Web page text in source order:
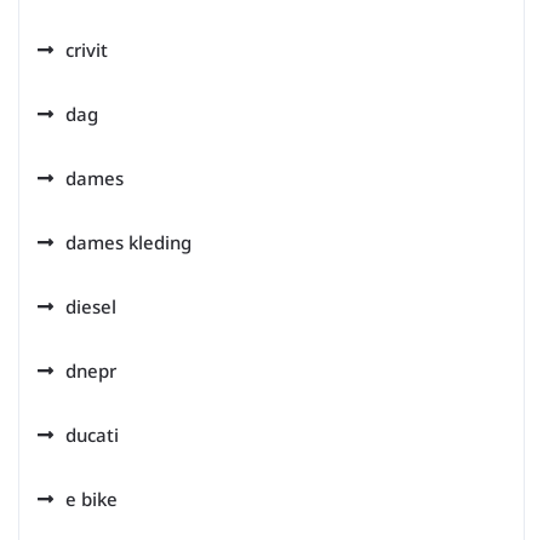
crivit
dag
dames
dames kleding
diesel
dnepr
ducati
e bike